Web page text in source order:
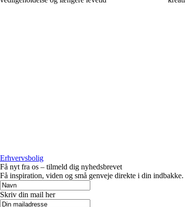
Erhvervsbolig
Få nyt fra os – tilmeld dig nyhedsbrevet
Få inspiration, viden og små genveje direkte i din indbakke.
Skriv din mail her